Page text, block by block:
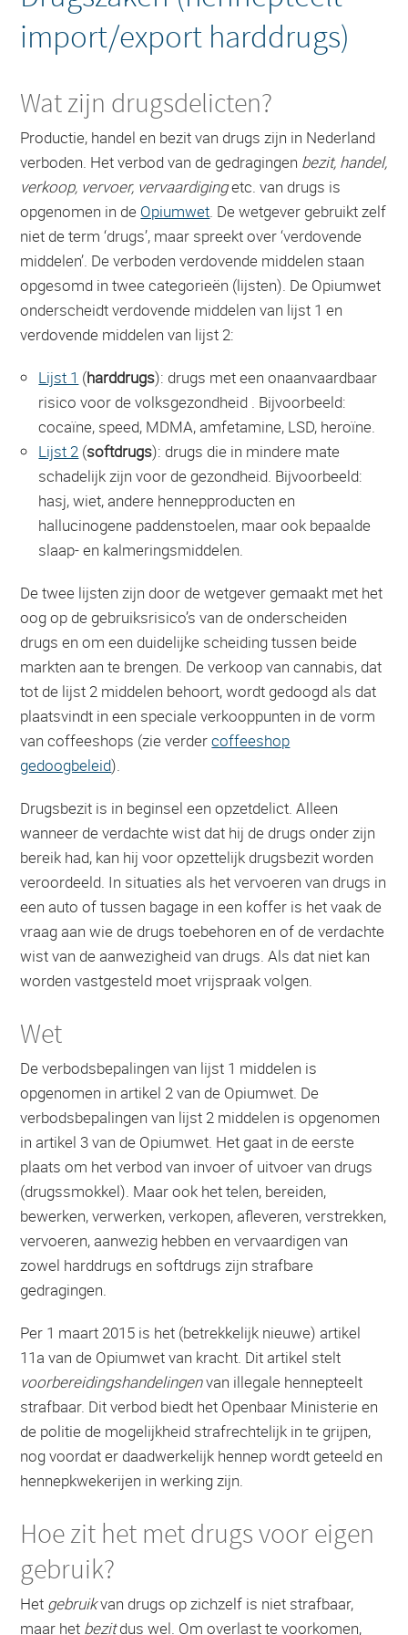
import/export harddrugs)
Wat zijn drugsdelicten?
Productie, handel en bezit van drugs zijn in Nederland
verboden. Het verbod van de gedragingen bezit, handel,
verkoop, vervoer, vervaardigingetc. van drugs is
opgenomen in de Opiumwet . De wetgever gebruikt zelf
niet de term ‘drugs’, maar spreekt over ‘verdovende
middelen’. De verboden verdovende middelen staan
opgesomd in twee categorieën (lijsten). De Opiumwet
onderscheidt verdovende middelen van lijst 1 en
verdovende middelen van lijst 2:
Lijst 1 (harddrugs): drugs met een onaanvaardbaar
risico voor de volksgezondheid . Bijvoorbeeld:
cocaïne, speed, MDMA, amfetamine, LSD, heroïne.
Lijst 2 (softdrugs): drugs die in mindere mate
schadelijk zijn voor de gezondheid. Bijvoorbeeld:
hasj, wiet, andere hennepproducten en
hallucinogene paddenstoelen, maar ook bepaalde
slaap- en kalmeringsmiddelen.
De twee lijsten zijn door de wetgever gemaakt met het
oog op de gebruiksrisico’s van de onderscheiden
drugs en om een duidelijke scheiding tussen beide
markten aan te brengen. De verkoop van cannabis, dat
tot de lijst 2 middelen behoort, wordt gedoogd als dat
plaatsvindt in een speciale verkooppunten in de vorm
van coffeeshops (zie verdercoffeeshop
gedoogbeleid).
Drugsbezit is in beginsel een opzetdelict. Alleen
wanneer de verdachte wist dat hij de drugs onder zijn
bereik had, kan hij voor opzettelijk drugsbezit worden
veroordeeld. In situaties als het vervoeren van drugs in
een auto of tussen bagage in een koffer is het vaak de
vraag aan wie de drugs toebehoren en of de verdachte
wist van de aanwezigheid van drugs. Als dat niet kan
worden vastgesteld moet vrijspraak volgen.
Wet
De verbodsbepalingen van lijst 1 middelen is
opgenomen in artikel 2 van de Opiumwet. De
verbodsbepalingen van lijst 2 middelen is opgenomen
in artikel 3 van de Opiumwet. Het gaat in de eerste
plaats om het verbod van invoer of uitvoer van drugs
(drugssmokkel). Maar ook het telen, bereiden,
bewerken, verwerken, verkopen, afleveren, verstrekken,
vervoeren, aanwezig hebben en vervaardigen van
zowel harddrugs en softdrugs zijn strafbare
gedragingen.
Per 1 maart 2015 is het (betrekkelijk nieuwe) artikel
11a van de Opiumwet van kracht. Dit artikel stelt
voorbereidingshandelingenvan illegale hennepteelt
strafbaar. Dit verbod biedt het Openbaar Ministerie en
de politie de mogelijkheid strafrechtelijk in te grijpen,
nog voordat er daadwerkelijk hennep wordt geteeld en
hennepkwekerijen in werking zijn.
Hoe zit het met drugs voor eigen
gebruik?
Het gebruikvan drugs op zichzelf is niet strafbaar,
maar het bezitdus wel. Om overlast te voorkomen,